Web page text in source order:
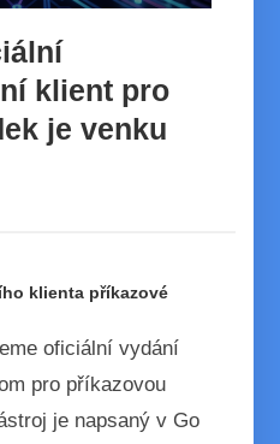
klient pro
je venku
klienta příkazové
oficiální vydání
pro příkazovou
je napsaný v Go